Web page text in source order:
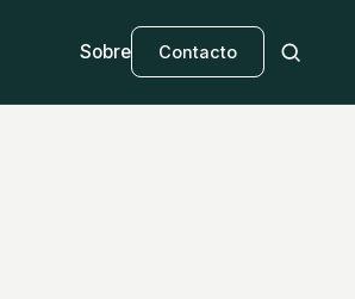
Sobre Contacto